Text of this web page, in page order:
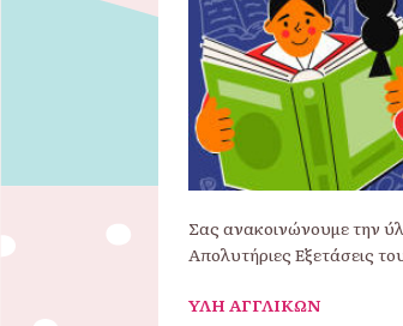
Σας ανακοινώνουμε την
Απολυτήριες Εξετάσεις
ΥΛΗ ΑΓΓΛΙΚΩΝ